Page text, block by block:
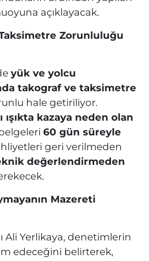
açıklayacak.
Zorunluluğu
yük ve yolcu
takograf ve taksimetre
hale getiriliyor.
ışıkta kazaya neden olan
60 gün süreyle
geri verilmeden
değerlendirmeden
Mazereti
Ali Yerlikaya, denetimlerin
edeceğini belirterek,